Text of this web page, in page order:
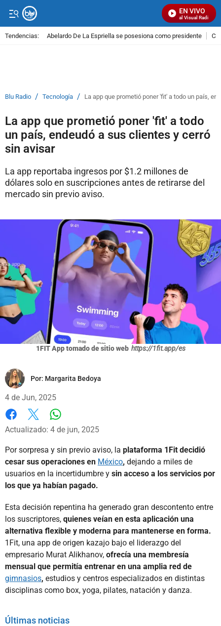
EN VIVO
Señal Visual Radio
Tendencias: Abelardo De La Espriella se posesiona como presidente
Blu Radio / Tecnología / La app que prometió poner 'fit' a todo un país,
La app que prometió poner 'fit' a todo
un país, endeudó a sus clientes y cerró
sin avisar
La app reportaba ingresos por $1.2 millones de
dólares solo en suscripciones antes de retirarse del
mercado sin previo aviso.
1FIT App tomado de sitio web https://1fit.app/es
Por: Margarita Bedoya
4 de Jun, 2025
Facebook
X
Actualizado: 4 de jun, 2025
Por sorpresa y sin previo aviso, la plataforma 1Fit decidió
cesar sus operaciones en México, dejando a miles de
usuarios en la incertidumbre y sin acceso a los servicios por
los que ya habían pagado.
Esta decisión repentina ha generado gran descontento entre
los suscriptores, quienes veían en esta aplicación una
alternativa flexible y moderna para mantenerse en forma.
1Fit, una app de origen kazajo bajo el liderazgo del
empresario Murat Alikhanov, ofrecía una membresía
mensual que permitía entrenar en una amplia red de
gimnasios, estudios y centros especializados en distintas
disciplinas como box, yoga, pilates, natación y danza.
Últimas noticias